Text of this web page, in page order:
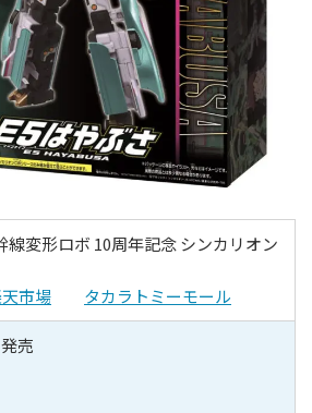
線変形ロボ 10周年記念 シンカリオン
市場 タカラトミーモール
売